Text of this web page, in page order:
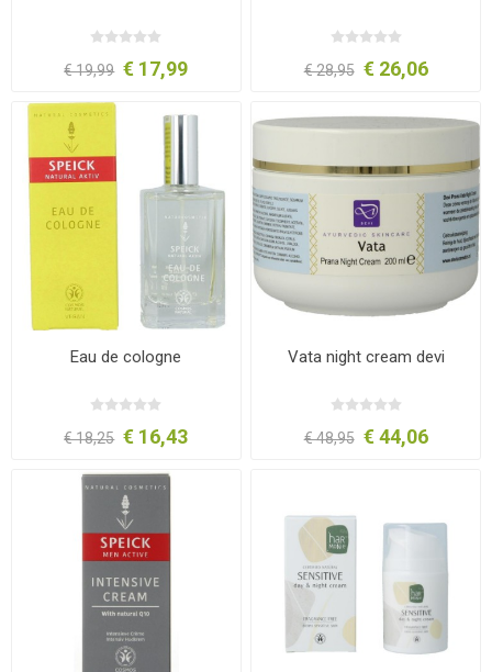
€ 19,99 € 17,99 € 28,95 € 26,06
Eau de cologne
€ 18,25 € 16,43
Vata night cream devi
€ 48,95 € 44,06